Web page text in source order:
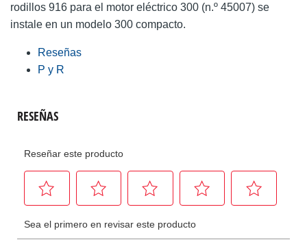
rodillos 916 para el motor eléctrico 300 (n.º 45007) se
instale en un modelo 300 compacto.
Reseñas
P y R